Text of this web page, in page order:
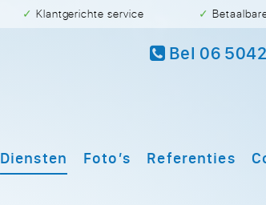
Bel 06
✓ Klantgerichte service ✓
Diensten Foto’s Referenties